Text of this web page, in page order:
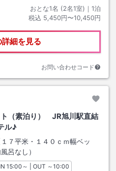
おとな1名 (2名1室)｜ 1泊
税込 5,450円〜10,450円
細を見る
お問い合わせコード
（素泊り） JR旭川駅直結
ル♪
７平米・１４０ｃｍ幅ベッ
呂なし）
INチェックイン
15:00 ～ | OUT チェックアウト
～10:00